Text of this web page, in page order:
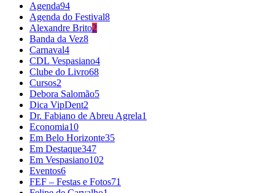
Agenda94
Agenda do Festival8
Alexandre Brito2
Banda da Vez8
Carnaval4
CDL Vespasiano4
Clube do Livro68
Cursos2
Debora Salomão5
Dica VipDent2
Dr. Fabiano de Abreu Agrela1
Economia10
Em Belo Horizonte35
Em Destaque347
Em Vespasiano102
Eventos6
FEF – Festas e Fotos71